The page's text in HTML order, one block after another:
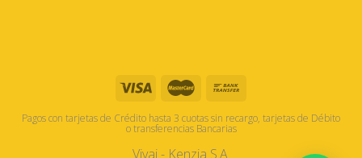
Pagos con tarjetas de Crédito hasta 3 cuotas sin recargo, tarjetas de Débito
o transferencias Bancarias
Vivai - Kenzia S.A.